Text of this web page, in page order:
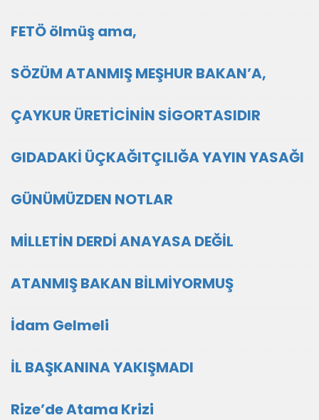
FETÖ ölmüş ama,
SÖZÜM ATANMIŞ MEŞHUR BAKAN’A,
ÇAYKUR ÜRETİCİNİN SİGORTASIDIR
GIDADAKİ ÜÇKAĞITÇILIĞA YAYIN YASAĞI
GÜNÜMÜZDEN NOTLAR
MİLLETİN DERDİ ANAYASA DEĞİL
ATANMIŞ BAKAN BİLMİYORMUŞ
İdam Gelmeli
İL BAŞKANINA YAKIŞMADI
Rize’de Atama Krizi